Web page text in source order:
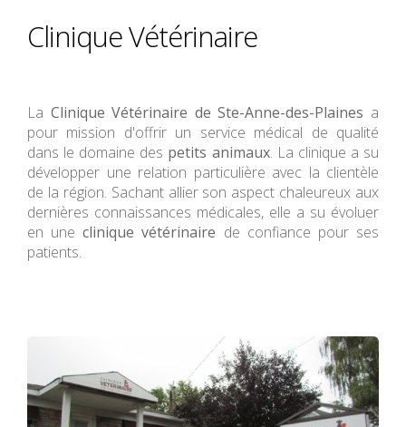
Clinique Vétérinaire
La Clinique Vétérinaire de Ste-Anne-des-Plaines a
pour mission d'offrir un service médical de qualité
dans le domaine des petits animaux. La clinique a su
développer une relation particulière avec la clientèle
de la région. Sachant allier son aspect chaleureux aux
dernières connaissances médicales, elle a su évoluer
en uneclinique vétérinaire de confiance pour ses
patients.